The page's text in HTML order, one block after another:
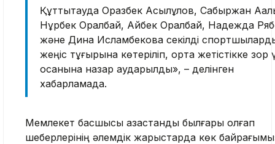
Құттықтауда Оразбек Асылқұлов, Сабыржан
Нұрбек Оралбай, Айбек Оралбай, Надежда
және Дина Исламбекова секілді
жеңіс тұғырына көтеріліп, ортақ жетістікке зор
қосқанына назар аударылды», – делінген
хабарламада.
Мемлекет басшысы қазақстандық былғары қолғап
шеберлерінің әлемдік жарыстарда көк